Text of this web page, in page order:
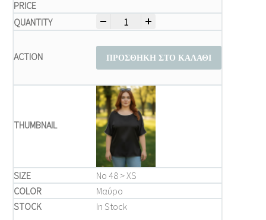
Μπλούζα Plus Size Δίχρωμη με
ΠΡΟΣΘΉΚΗ ΣΤΟ ΚΑΛΆΘΙ
Νο 48 > XS
Μαύρο
In Stock